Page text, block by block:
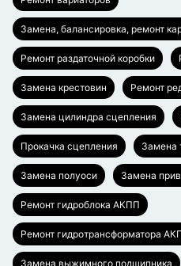
Замена, балансировка, ремонт
Ремонт раздаточной коробки
Замена крестовин Ремонт
Замена цилиндра сцепления
Прокачка сцепления Замена
Замена полуоси Замена
Ремонт гидроблока АКПП
Ремонт гидротрансформатора
Замена выжимного подшипника